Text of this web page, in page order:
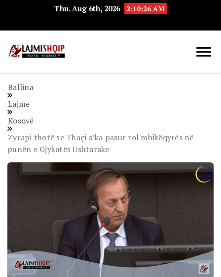
Thu. Aug 6th, 2026 2:10:26 AM
Ballina
Lajme
Kosovë
Zyrapi thotë se Thaçi s’ka pasur rol mbikëqyrës në
punën e Gjykatës Ushtarake